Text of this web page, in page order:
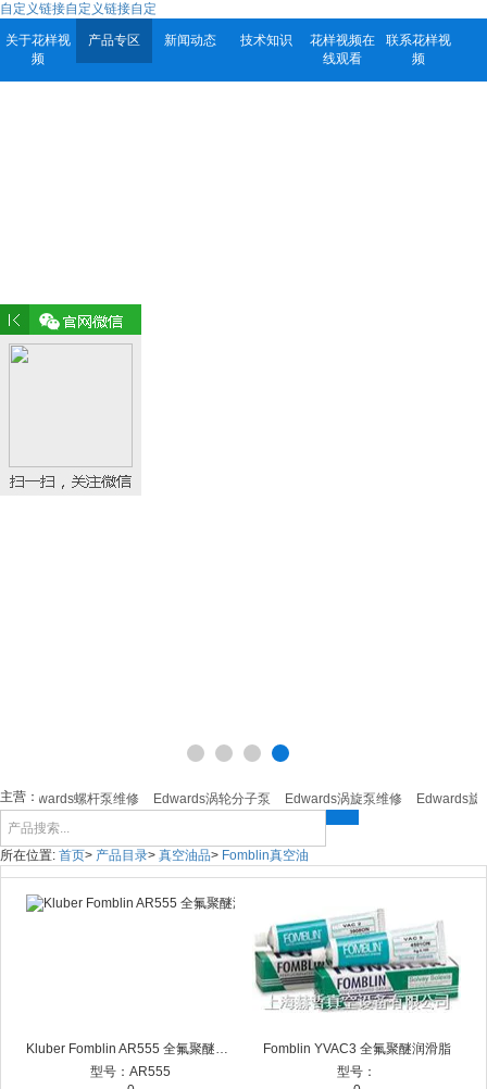
自定义链接自定义链接自定
关于花样视
频
产品专区 新闻动态 技术知识
花样视频在
线观看
联系花样视
频
主营：
Edwards螺杆泵维修 Edwards涡轮分子泵 Edwards涡旋泵维修 Edwards旋
所在位置: 首页> 产品目录> 真空油品> Fomblin真空油
Kluber Fomblin AR555 全氟聚醚润滑脂 针筒新包装 H11350013
型号：AR555
Fomblin YVAC3 全氟聚醚润滑脂
型号：